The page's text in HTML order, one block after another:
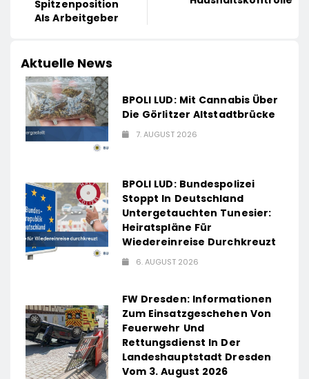
Spitzenposition
Als Arbeitgeber
Aktuelle News
BPOLI LUD: Mit Cannabis Über
Die Görlitzer Altstadtbrücke
7. AUGUST 2026
BPOLI LUD: Bundespolizei
Stoppt In Deutschland
Untergetauchten Tunesier:
Heiratspläne Für
Wiedereinreise Durchkreuzt
6. AUGUST 2026
FW Dresden: Informationen
Zum Einsatzgeschehen Von
Feuerwehr Und
Rettungsdienst In Der
Landeshauptstadt Dresden
Vom 3. August 2026